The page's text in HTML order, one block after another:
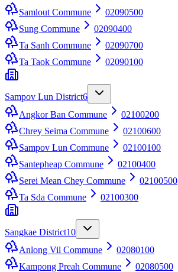
Samlout Commune
02090500
Sung Commune
02090400
Ta Sanh Commune
02090700
Ta Taok Commune
02090100
Sampov Lun District6
Angkor Ban Commune
02100200
Chrey Seima Commune
02100600
Sampov Lun Commune
02100100
Santepheap Commune
02100400
Serei Mean Chey Commune
02100500
Ta Sda Commune
02100300
Sangkae District10
Anlong Vil Commune
02080100
Kampong Preah Commune
02080500